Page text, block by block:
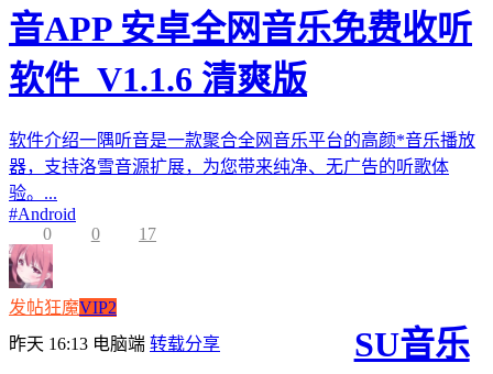
音APP 安卓全网音乐免费收听
软件_V1.1.6 清爽版
软件介绍一隅听音是一款聚合全网音乐平台的高颜*音乐播放
器，支持洛雪音源扩展，为您带来纯净、无广告的听歌体
验。...
#Android
0
0 17
发帖狂魔VIP2
昨天 16:13 电脑端 转载分享
SU音乐